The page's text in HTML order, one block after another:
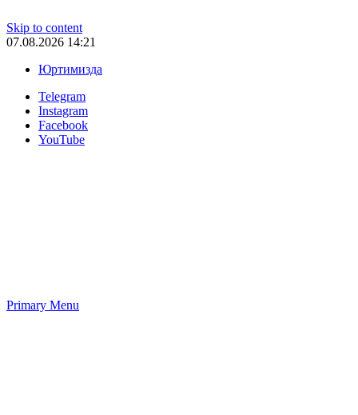
Skip to content
07.08.2026 14:21
Юртимизда
Telegram
Instagram
Facebook
YouTube
Primary Menu